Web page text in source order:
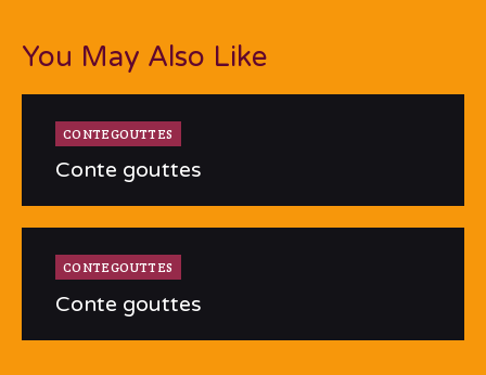
You May Also Like
CONTEGOUTTES
Conte gouttes
CONTEGOUTTES
Conte gouttes